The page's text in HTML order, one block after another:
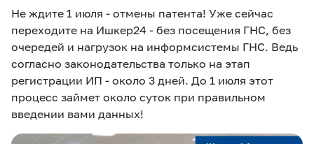
Не ждите 1 июля - отмены патента! Уже сейчас
переходите на Ишкер24 - без посещения ГНС, без
очередей и нагрузок на информсистемы ГНС. Ведь
согласно законодательства только на этап
регистрации ИП - около 3 дней. До 1 июля этот
процесс займет около суток при правильном
введении вами данных!